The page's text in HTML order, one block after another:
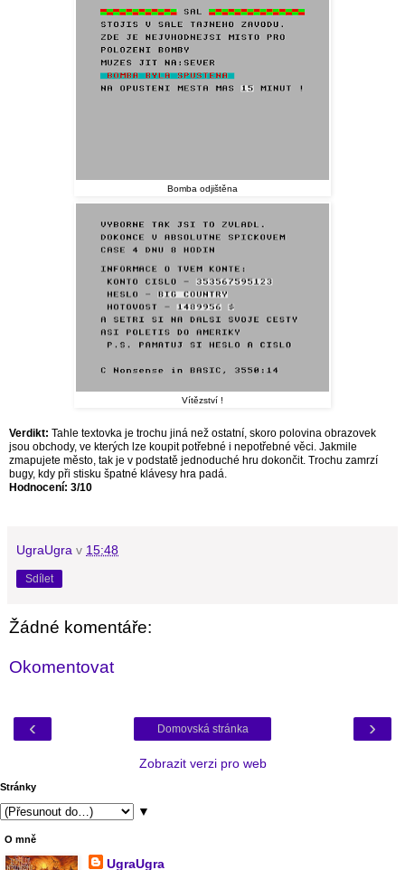
Bomba odjištěna
Vítězství !
Verdikt: Tahle textovka je trochu jiná než ostatní, skoro polovina obrazovek
jsou obchody, ve kterých lze koupit potřebné i nepotřebné věci. Jakmile
zmapujete město, tak je v podstatě jednoduché hru dokončit. Trochu zamrzí
bugy, kdy při stisku špatné klávesy hra padá.
Hodnocení: 3/10
UgraUgra v 15:48
Sdílet
Žádné komentáře:
Okomentovat
‹ ›
Domovská stránka
Zobrazit verzi pro web
Stránky
▼
O mně
UgraUgra